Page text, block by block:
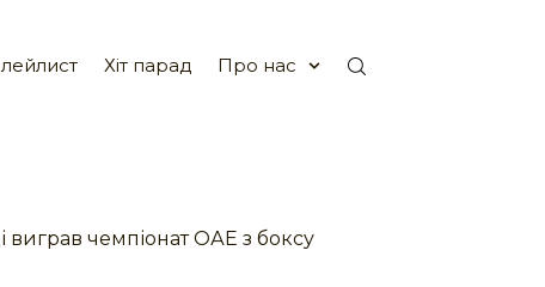
Хіт парад Про нас
виграв чемпіонат ОАЕ з боксу